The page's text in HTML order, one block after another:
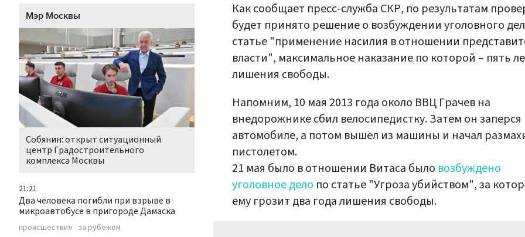
Мэр Москвы
Собянин: открыт ситуационный
центр Градостроительного
комплекса Москвы
21:21
Два человека погибли при взрыве в
микроавтобусе в пригороде Дамаска
происшествия за рубежом
Как сообщает пресс-служба СКР, по результатам
будет принято решение о возбуждении уголовного
статье "применение насилия в отношении
власти", максимальное наказание по которой – пять
лишения свободы.
Напомним, 10 мая 2013 года около ВВЦ Грачев на
внедорожнике сбил велосипедистку. Затем он заперся
автомобиле, а потом вышел из машины и начал
пистолетом.
21 мая было в отношении Витаса было возбуждено
уголовное дело по статье "Угроза убийством", за
ему грозит два года лишения свободы.